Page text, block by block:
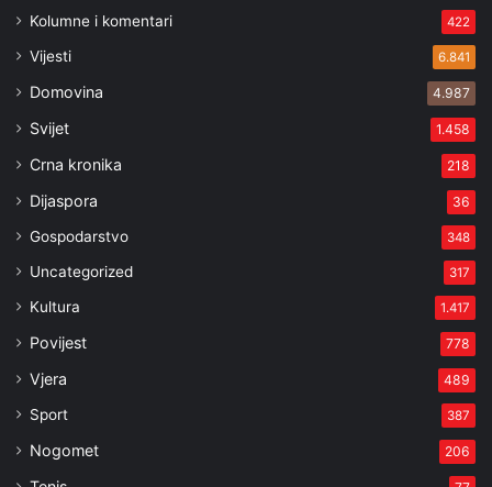
Kolumne i komentari 422
Vijesti 6.841
Domovina 4.987
Svijet 1.458
Crna kronika 218
Dijaspora 36
Gospodarstvo 348
Uncategorized 317
Kultura 1.417
Povijest 778
Vjera 489
Sport 387
Nogomet 206